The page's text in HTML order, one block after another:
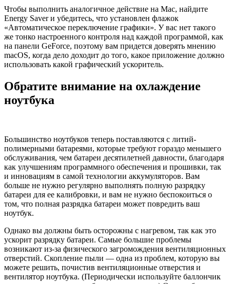
Чтобы выполнить аналогичное действие на Mac, найдите
Energy Saver и убедитесь, что установлен флажок
«Автоматическое переключение графики». У вас нет такого
же тонко настроенного контроля над каждой программой, как
на панели GeForce, поэтому вам придется доверять мнению
macOS, когда дело доходит до того, какое приложение должно
использовать какой графический ускоритель.
Обратите внимание на охлаждение
ноутбука
Большинство ноутбуков теперь поставляются с литий-
полимерными батареями, которые требуют гораздо меньшего
обслуживания, чем батареи десятилетней давности, благодаря
как улучшениям программного обеспечения и прошивки, так
и инновациям в самой технологии аккумуляторов. Вам
больше не нужно регулярно выполнять полную разрядку
батареи для ее калибровки, и вам не нужно беспокоиться о
том, что полная разрядка батареи может повредить ваш
ноутбук.
Однако вы должны быть осторожны с нагревом, так как это
ускорит разрядку батареи. Самые большие проблемы
возникают из-за физического загромождения вентиляционных
отверстий. Скопление пыли — одна из проблем, которую вы
можете решить, почистив вентиляционные отверстия и
вентилятор ноутбука. (Периодически используйте баллончик